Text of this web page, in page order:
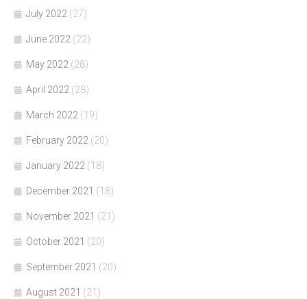
July 2022 (27)
June 2022 (22)
May 2022 (28)
April 2022 (28)
March 2022 (19)
February 2022 (20)
January 2022 (18)
December 2021 (18)
November 2021 (21)
October 2021 (20)
September 2021 (20)
August 2021 (21)